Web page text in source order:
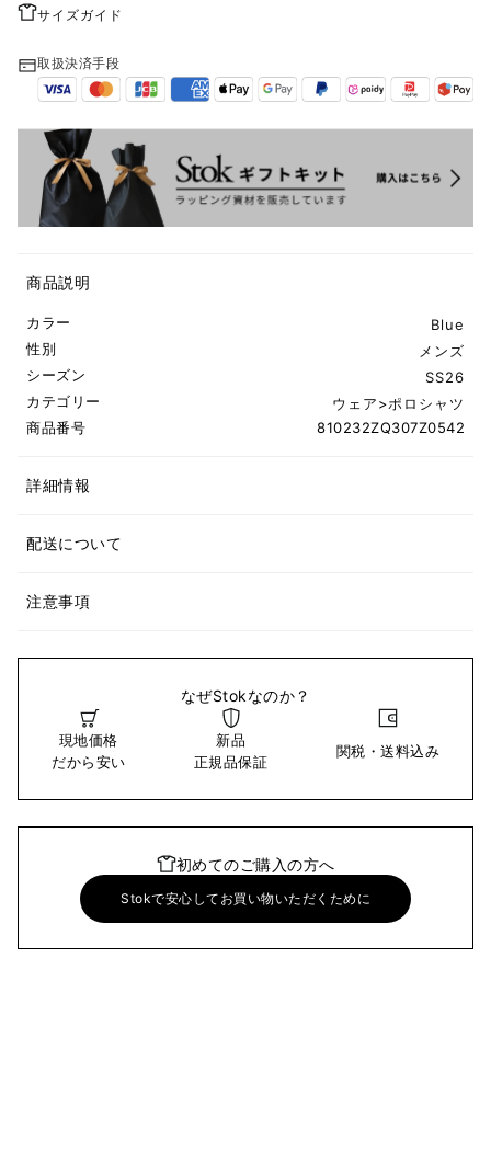
サイズガイド
取扱決済手段
商品説明
カラー
Blue
性別
メンズ
シーズン
SS26
カテゴリー
ウェア>ポロシャツ
商品番号
810232ZQ307Z0542
詳細情報
配送について
注意事項
なぜStokなのか？
現地価格
だから安い
新品
正規品保証
関税・送料込み
初めてのご購入の方へ
Stokで安心してお買い物いただくために